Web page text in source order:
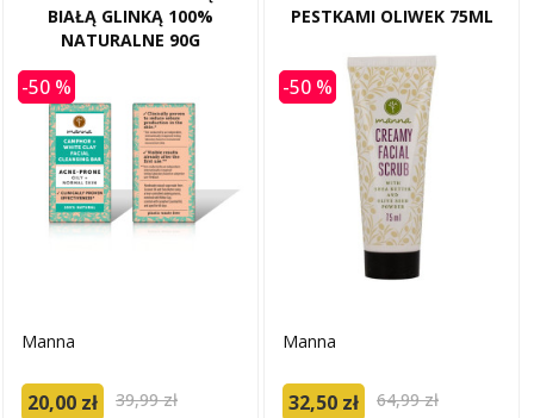
BIAŁĄ GLINKĄ 100%
NATURALNE 90G
-50 %
Manna
20,00 zł 39,99 zł
PESTKAMI OLIWEK 75ML
-50 %
Manna
32,50 zł 64,99 zł